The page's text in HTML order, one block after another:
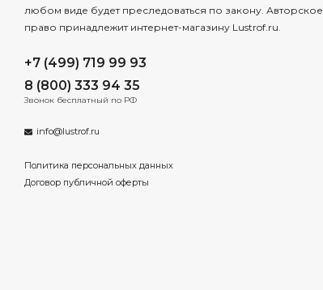
любом виде будет преследоваться по закону. Авторское
право принадлежит интернет-магазину Lustrof.ru.
+7 (499) 719 99 93
8 (800) 333 94 35
Звонок бесплатный по РФ
info@lustrof.ru
Политика персональных данных
Договор публичной оферты